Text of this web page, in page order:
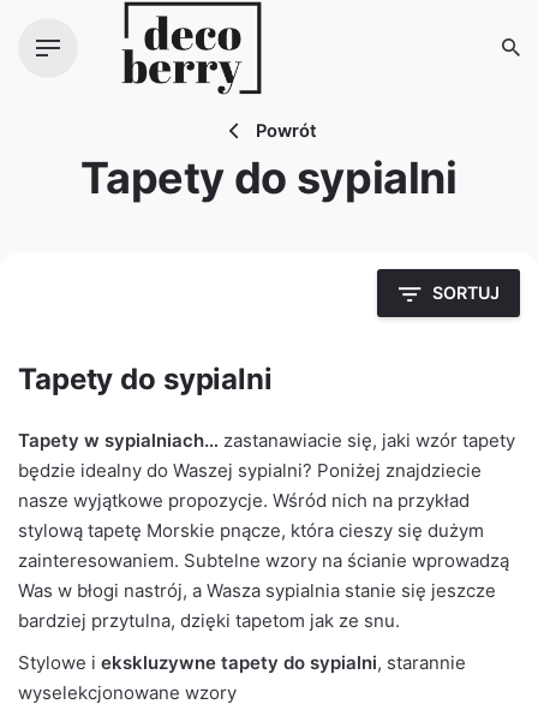
Powrót
Tapety do sypialni
SORTUJ
Tapety do sypialni
Tapety w sypialniach… zastanawiacie się, jaki wzór tapety
będzie idealny do Waszej sypialni? Poniżej znajdziecie
nasze wyjątkowe propozycje. Wśród nich na przykład
stylową tapetę Morskie pnącze, która cieszy się dużym
zainteresowaniem. Subtelne wzory na ścianie wprowadzą
Was w błogi nastrój, a Wasza sypialnia stanie się jeszcze
bardziej przytulna, dzięki tapetom jak ze snu.
Stylowe i ekskluzywne tapety do sypialni, starannie
wyselekcjonowane wzory